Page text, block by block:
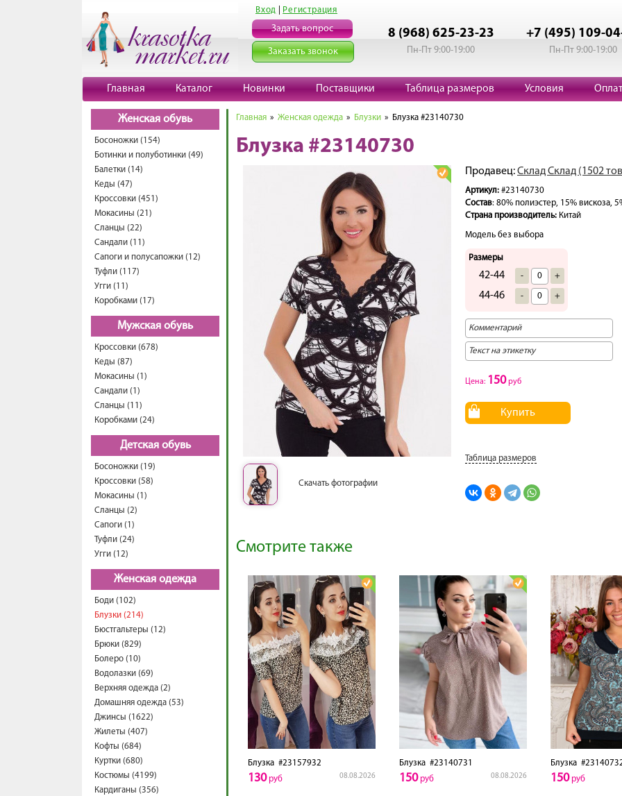
Вход Регистрация
Задать вопрос
Заказать звонок
8 (968) 625-23-23
Пн-Пт 9:00-19:00
+7 (495) 109-
Пн-Пт 9:00-19:00
Главная Каталог Новинки Поставщики Таблица размеров Условия
Женская обувь
Босоножки (154)
Ботинки и полуботинки (49)
Балетки (14)
Кеды (47)
Кроссовки (451)
Мокасины (21)
Сланцы (22)
Сандали (11)
Сапоги и полусапожки (12)
Туфли (117)
Угги (11)
Коробками (17)
Мужская обувь
Кроссовки (678)
Кеды (87)
Мокасины (1)
Сандали (1)
Сланцы (11)
Коробками (24)
Детская обувь
Босоножки (19)
Кроссовки (58)
Мокасины (1)
Сланцы (2)
Сапоги (1)
Туфли (24)
Угги (12)
Женская одежда
Боди (102)
Блузки (214)
Бюстгальтеры (12)
Брюки (829)
Болеро (10)
Водолазки (69)
Верхняя одежда (2)
Домашняя одежда (53)
Джинсы (1622)
Жилеты (407)
Кофты (684)
Куртки (680)
Костюмы (4199)
Кардиганы (356)
Главная » Женская одежда » Блузки » Блузка #23140730
Блузка #23140730
Скачать фотографии
Продавец:Склад Склад (1502
Артикул: #23140730
Состав: 80% полиэстер, 15% вискоза,
Страна производитель: Китай
Модель без выбора
Размеры
42-44 - +
44-46 - +
Цена: 150руб
Купить
Таблица размеров
Смотрите также
Блузка #23157932
08.08.2026
130руб
Блузка#23140731
08.08.2026
150руб
Блузка
150руб